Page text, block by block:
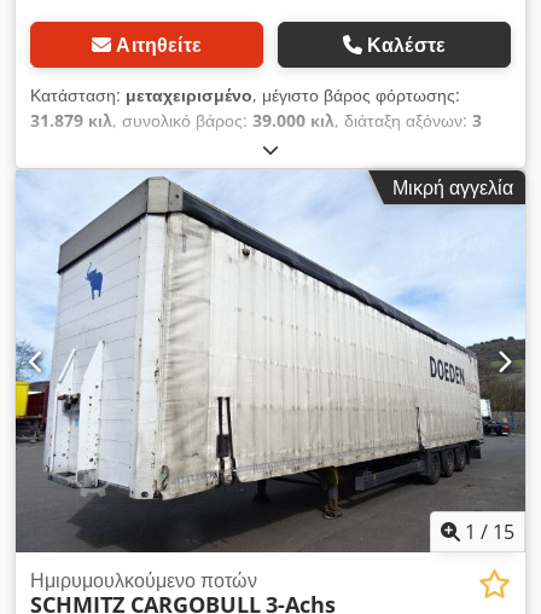
Αιτηθείτε Καλέστε
Κατάσταση: μεταχειρισμένο, μέγιστο βάρος φόρτωσης:
31.879 κιλ, συνολικό βάρος: 39.000 κιλ, διάταξη αξόνων: 3
07/2014
φόρτωσης:13.630 χιλ., πλάτος χώρου φόρτωσης:2.480 χιλ.,
ύψος χώρου φόρτωσης:
, όγκος χώρου φόρτωσης:
, συνολικό πλάτος:2.550 χιλ. , συνολικό ύψος:
, Έτος κατασκευής: 2014, Εξοπλισμός:
Πιστοποιημένο από Dekra σύμφωνα με VDI 2700 ff και DIN EN
12642 Code XL * Πιστοποιητικό μεταφοράς ποτών *
Πιστοποιητικό μεταφοράς βαρελισίου μπύρας * 4 σειρές
συστήματος πρόσδεσης φορτίου * 25 ζεύγη κρίκων
πρόσδεσης * Γαλβανισμένο πλαίσιο * Άξονας με ανυψωτική
λειτουργία * Δισκόφρενα * Αερανάρτηση πλήρους εύρους *
ABS * Ελαστικά 385/65 R 22.5 * Πίσω πόρτες τύπου
γκαραζόπορτας Cedjq Hf I Ijpfx Alcjha
Μικρή αγγελία
1 / 15
Ημιρυμουλκούμενο ποτών
SCHMITZ CARGOBULL3-Achs